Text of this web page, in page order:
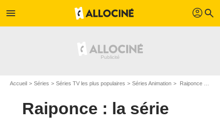
menu profil search
Accueil Séries Séries TV les plus populaires Séries Animation Raiponce : la série
Raiponce : la série